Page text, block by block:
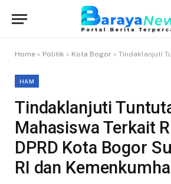
Home » Politik » Kota Bogor » Tindaklanjuti Tuntutan Mahasiswa Terkait
HAM
Tindaklanjuti
Mahasiswa Terkait
DPRD Kota Bogor
RI dan